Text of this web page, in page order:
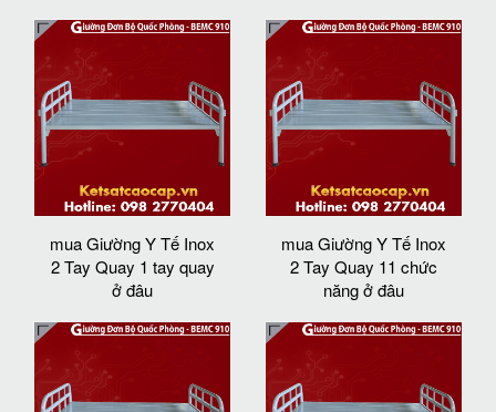
mua Giường Y Tế Inox
2 Tay Quay 1 tay quay
ở đâu
mua Giường Y Tế Inox
2 Tay Quay 11 chức
năng ở đâu